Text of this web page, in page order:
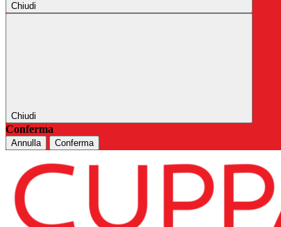
Chiudi
Chiudi
Conferma
Annulla Conferma